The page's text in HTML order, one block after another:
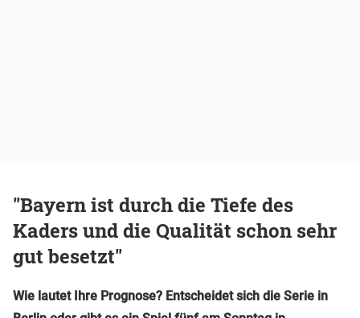
"Bayern ist durch die Tiefe des
Kaders und die Qualität schon sehr
gut besetzt"
Wie lautet Ihre Prognose? Entscheidet sich die Serie in